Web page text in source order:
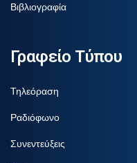
Βιβλιογραφία
Γραφείο Τύπου
Τηλεόραση
Ραδιόφωνο
Συνεντεύξεις